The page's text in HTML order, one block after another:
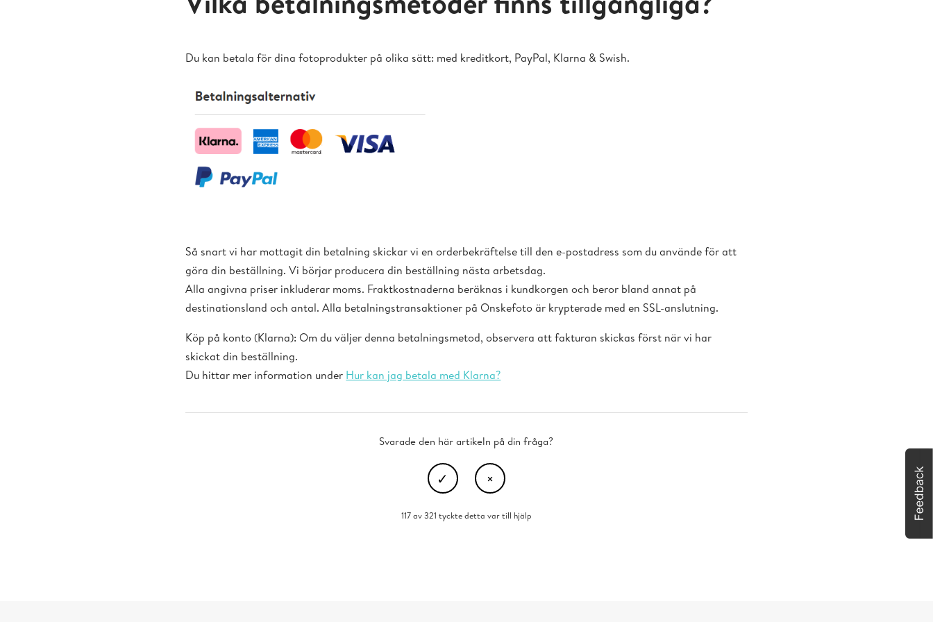
Du kan betala för dina fotoprodukter på olika sätt: med kreditkort, PayPal, Klarna & Swish.
Så snart vi har mottagit din betalning skickar vi en orderbekräftelse till den e-postadress som du använde för att
göra din beställning. Vi börjar producera din beställning nästa arbetsdag.
Alla angivna priser inkluderar moms. Fraktkostnaderna beräknas i kundkorgen och beror bland annat på
destinationsland och antal. Alla betalningstransaktioner på Onskefoto är krypterade med en SSL-anslutning.
Köp på konto (Klarna): Om du väljer denna betalningsmetod, observera att fakturan skickas först när vi har
skickat din beställning.
Du hittar mer information under Hur kan jag betala med Klarna?
Svarade den här artikeln på din fråga?
117 av 321 tyckte detta var till hjälp